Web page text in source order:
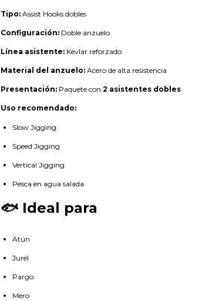
Tipo: Assist Hooks dobles
Configuración: Doble anzuelo
Línea asistente: Kevlar reforzado
Material del anzuelo: Acero de alta resistencia
Presentación: Paquete con 2 asistentes dobles
Uso recomendado:
Slow Jigging
Speed Jigging
Vertical Jigging
Pesca en agua salada
🐟 Ideal para
Atún
Jurel
Pargo
Mero